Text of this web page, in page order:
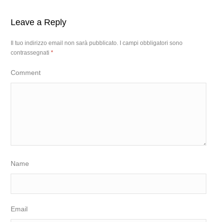
Leave a Reply
Il tuo indirizzo email non sarà pubblicato.
I campi obbligatori sono
contrassegnati*
Comment
Name
Email